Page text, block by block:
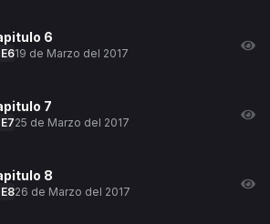
6
619 de Marzo del 2017
7
725 de Marzo del 2017
8
826 de Marzo del 2017